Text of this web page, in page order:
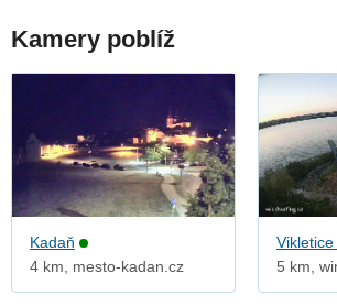
Kamery poblíž
Kadaň
4 km, mesto-kadan.cz
5 km,